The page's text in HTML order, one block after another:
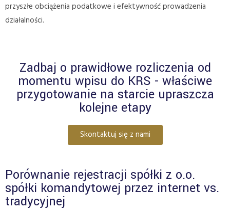
przyszłe obciążenia podatkowe i efektywność prowadzenia
działalności.
Zadbaj o prawidłowe rozliczenia od
momentu wpisu do KRS - właściwe
przygotowanie na starcie upraszcza
kolejne etapy
Skontaktuj się z nami
Porównanie rejestracji spółki z o.o.
spółki komandytowej przez internet vs.
tradycyjnej